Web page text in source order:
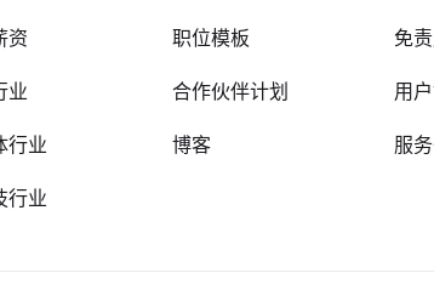
资
业
行业
行业
职位模板
合作伙伴计划
博客
免
用
服